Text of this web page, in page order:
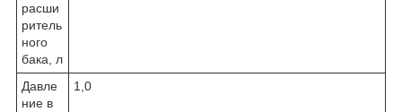
расши
ритель
ного
бака, л
Давле
ние в
1,0